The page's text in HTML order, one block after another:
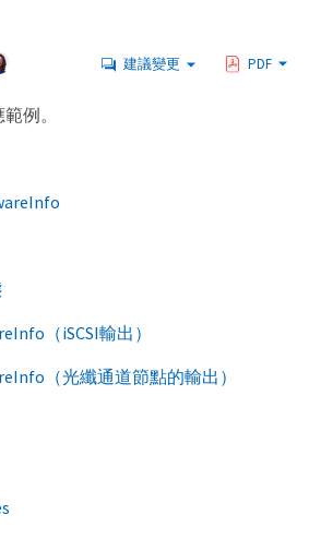
建議變更 PDF
例。
（iSCSI輸出）
（光纖通道節點的輸出）